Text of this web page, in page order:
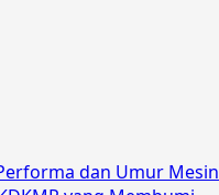
dan Umur Mesin